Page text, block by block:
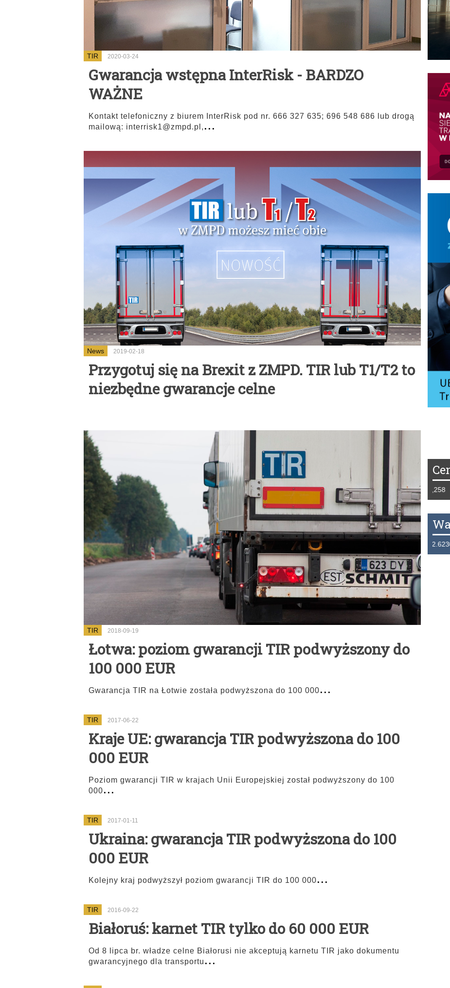
TIR 2020-03-24
Gwarancja wstępna InterRisk - BARDZO
WAŻNE
Kontakt telefoniczny z biurem InterRisk pod nr. 666 327 635; 696 548 686 lub drogą
mailową: interrisk1@zmpd.pl, ...
News 2019-02-18
Przygotuj się na Brexit z ZMPD. TIR lub T1/T2 to
niezbędne gwarancje celne
TIR 2018-09-19
Łotwa: poziom gwarancji TIR podwyższony do
100 000 EUR
Gwarancja TIR na Łotwie została podwyższona do 100 000...
TIR 2017-06-22
Kraje UE: gwarancja TIR podwyższona do 100
000 EUR
Poziom gwarancji TIR w krajach Unii Europejskiej został podwyższony do 100
000...
TIR 2017-01-11
Ukraina: gwarancja TIR podwyższona do 100
000 EUR
Kolejny kraj podwyższył poziom gwarancji TIR do 100 000...
TIR 2016-09-22
Białoruś: karnet TIR tylko do 60 000 EUR
Od 8 lipca br. władze celne Białorusi nie akceptują karnetu TIR jako dokumentu
gwarancyjnego dla transportu ...
Tydzień 42/2019 r. Niemcy EUR 1,258
THB 0.1126 USD 3.7236 AUD 2.6230